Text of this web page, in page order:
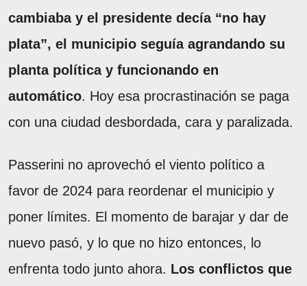
cambiaba y el presidente decía “no hay
plata”, el municipio seguía agrandando su
planta política y funcionando en
automático. Hoy esa procrastinación se paga
con una ciudad desbordada, cara y paralizada.
Passerini no aprovechó el viento político a
favor de 2024 para reordenar el municipio y
poner límites. El momento de barajar y dar de
nuevo pasó, y lo que no hizo entonces, lo
enfrenta todo junto ahora. Los conflictos que